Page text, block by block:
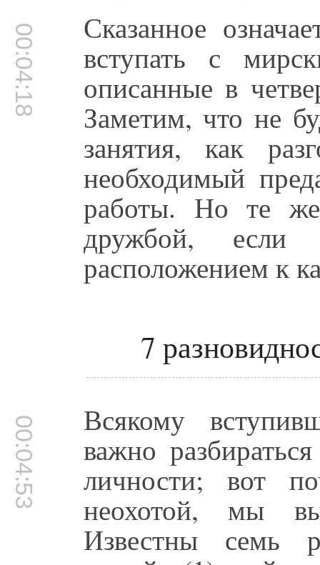
00:04:18 Сказанное
вступать с
описанные в
Заметим, что не
занятия, как
необходимый
работы. Но те же
дружбой, если
расположением к
7
00:04:53 Всякому
важно
личности; вот
неохотой, мы
Известны семь